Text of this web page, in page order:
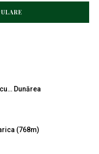
Dunărea
(768m)